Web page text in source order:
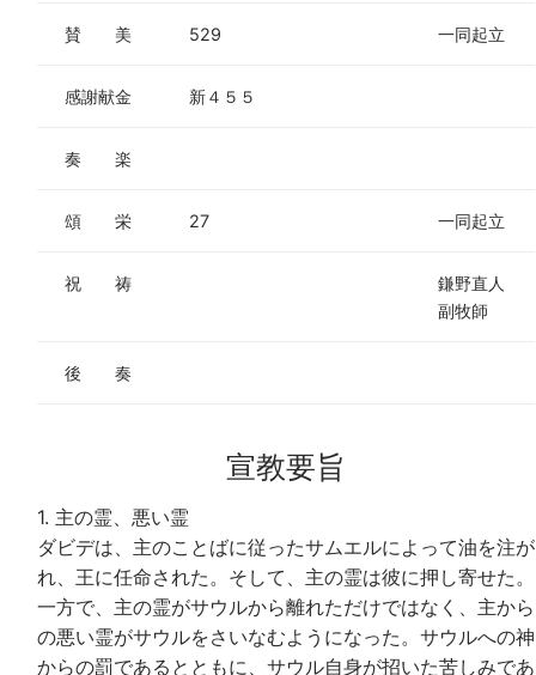
賛 美 529 一同起立
感謝献金 新４５５
奏 楽
頌 栄 27 一同起立
祝 祷
鎌野直人
副牧師
後 奏
宣教要旨
1. 主の霊、悪い霊
ダビデは、主のことばに従ったサムエルによって油を注が
れ、王に任命された。そして、主の霊は彼に押し寄せた。
一方で、主の霊がサウルから離れただけではなく、主から
の悪い霊がサウルをさいなむようになった。サウルへの神
からの罰であるとともに、サウル自身が招いた苦しみであ